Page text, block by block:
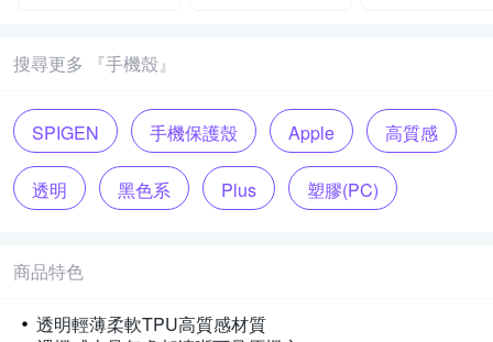
搜尋更多 『手機殼』
SPIGEN 手機保護殼 Apple 高質感
透明 黑色系 Plus 塑膠(PC)
商品特色
透明輕薄柔軟TPU高質感材質